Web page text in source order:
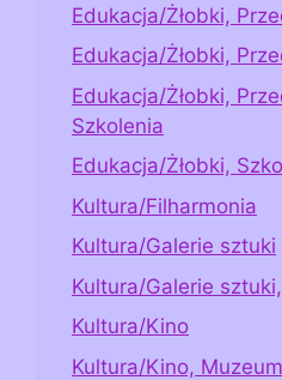
Edukacja/Żłobki,
Edukacja/Żłobki,
Edukacja/Żłobki,
Szkolenia
Edukacja/Żłobki,
Kultura/Filharmonia
Kultura/Galerie sztuki
Kultura/Galerie
Kultura/Kino
Kultura/Kino, Muzeum